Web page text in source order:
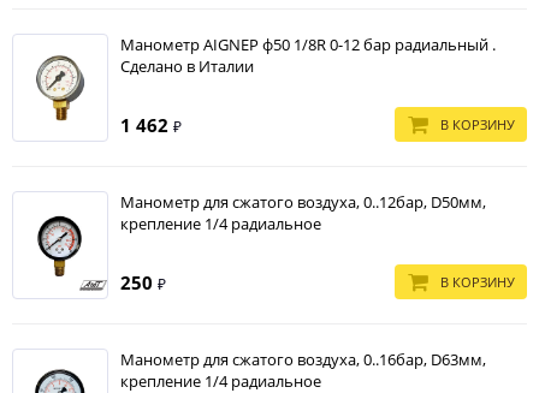
Манометр AIGNEP ф50 1/8R 0-12 бар радиальный .
Сделано в Италии
1 462 ₽ В КОРЗИНУ
Манометр для сжатого воздуха, 0..12бар, D50мм,
крепление 1/4 радиальное
250 ₽ В КОРЗИНУ
Манометр для сжатого воздуха, 0..16бар, D63мм,
крепление 1/4 радиальное